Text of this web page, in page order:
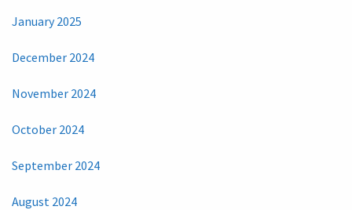
January 2025
December 2024
November 2024
October 2024
September 2024
August 2024